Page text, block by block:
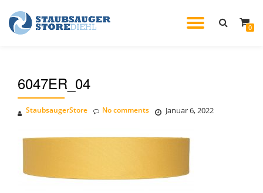
Skip
0
6047ER_04
StaubsaugerStore Januar 6, 2022
No comments